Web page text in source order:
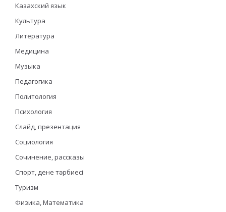
Казахский язык
Культура
Литература
Медицина
Музыка
Педагогика
Политология
Психология
Слайд, презентация
Социология
Сочинение, рассказы
Спорт, дене тәрбиесі
Туризм
Физика, Математика